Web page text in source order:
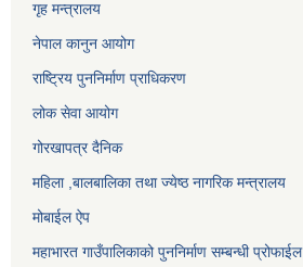
गृह मन्त्रालय
नेपाल कानुन आयोग
राष्ट्रिय पुननिर्माण प्राधिकरण
लोक सेवा आयोग
गोरखापत्र दैनिक
महिला ,बालबालिका तथा ज्येष्ठ नागरिक मन्त्रालय
मोबाईल ऐप
महाभारत गाउँपालिकाको पुननिर्माण सम्बन्धी प्रोफाईल